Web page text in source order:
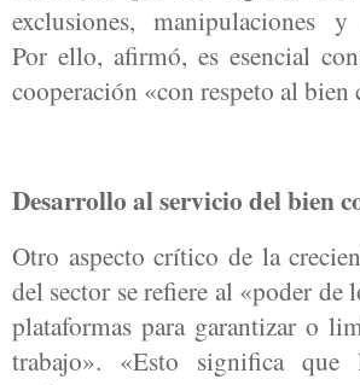
exclusiones, manipulaciones y
Por ello, afirmó, es esencial
cooperación «con respeto al bien
Desarrollo al servicio del bien
Otro aspecto crítico de la
del sector se refiere al «poder de
plataformas para garantizar o
trabajo». «Esto significa que